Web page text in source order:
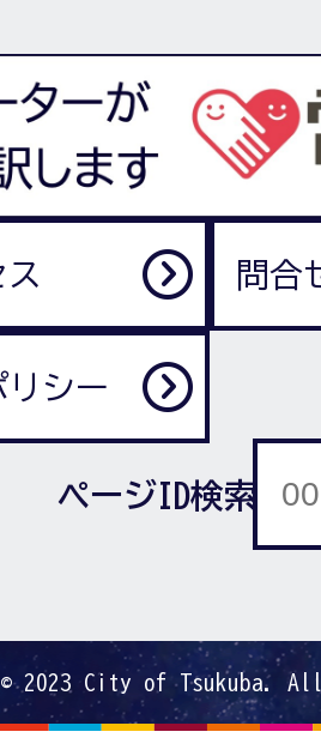
問合
リシー
ページID検索
2023 City of Tsukuba.